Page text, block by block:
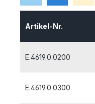
Artikel-Nr.
E.4619.0.0200
E.4619.0.0300